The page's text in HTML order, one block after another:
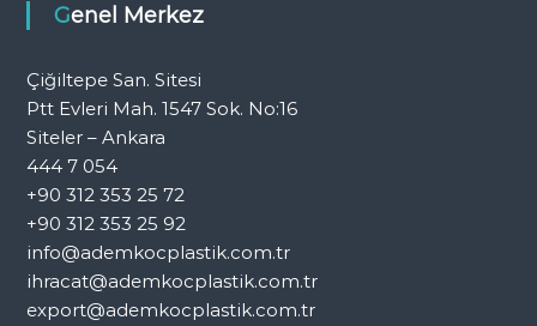
Genel Merkez
Çiğiltepe San. Sitesi
Ptt Evleri Mah. 1547 Sok. No:16
Siteler – Ankara
444 7 054
+90 312 353 25 72
+90 312 353 25 92
info@ademkocplastik.com.tr
ihracat@ademkocplastik.com.tr
export@ademkocplastik.com.tr